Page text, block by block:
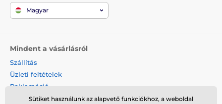
Magyar
Mindent a vásárlásról
Szállítás
Üzleti feltételek
Reklamáció
Termék visszaküldése
Sütiket használunk az alapvető funkciókhoz, a weboldal